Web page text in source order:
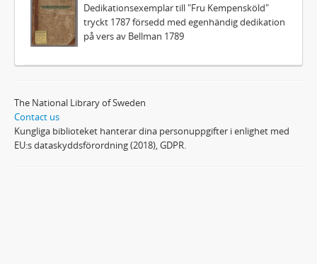
Dedikationsexemplar till "Fru Kempensköld"
tryckt 1787 försedd med egenhändig dedikation
på vers av Bellman 1789
The National Library of Sweden
Contact us
Kungliga biblioteket hanterar dina personuppgifter i enlighet med
EU:s dataskyddsförordning (2018), GDPR.